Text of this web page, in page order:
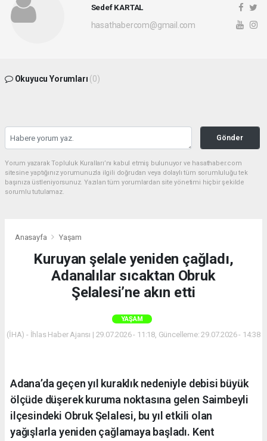
Sedef KARTAL
hasathabercom@gmail.com
Okuyucu Yorumları (0)
Gönder
Yorum yazarak Topluluk Kuralları’nı kabul etmiş bulunuyor ve hasathaber.com
sitesine yaptığınız yorumunuzla ilgili doğrudan veya dolaylı tüm sorumluluğu tek
başınıza üstleniyorsunuz. Yazılan tüm yorumlardan site yönetimi hiçbir şekilde
sorumlu tutulamaz.
Anasayfa Yaşam
Kuruyan şelale yeniden çağladı,
Adanalılar sıcaktan Obruk
Şelalesi’ne akın etti
YAŞAM
(İHA) - İhlas Haber Ajansı | 29.07.2026 - 11:18, Güncelleme: 29.07.2026 - 14:38
Adana’da geçen yıl kuraklık nedeniyle debisi büyük
ölçüde düşerek kuruma noktasına gelen Saimbeyli
ilçesindeki Obruk Şelalesi, bu yıl etkili olan
yağışlarla yeniden çağlamaya başladı. Kent